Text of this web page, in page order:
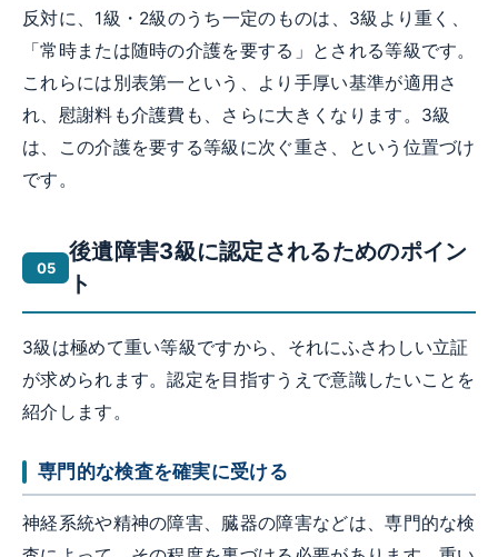
反対に、1級・2級のうち一定のものは、3級より重く、
「常時または随時の介護を要する」とされる等級です。
これらには別表第一という、より手厚い基準が適用さ
れ、慰謝料も介護費も、さらに大きくなります。3級
は、この介護を要する等級に次ぐ重さ、という位置づけ
です。
後遺障害3級に認定されるためのポイン
ト
3級は極めて重い等級ですから、それにふさわしい立証
が求められます。認定を目指すうえで意識したいことを
紹介します。
専門的な検査を確実に受ける
神経系統や精神の障害、臓器の障害などは、専門的な検